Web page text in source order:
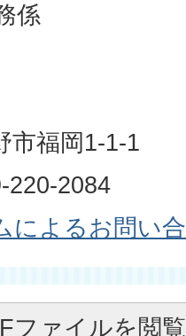
係
市福岡1-1-1
220-2084
によるお問い
ファイルを閲